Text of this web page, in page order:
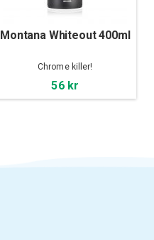
Montana Whiteout 400ml
Chrome killer!
56 kr